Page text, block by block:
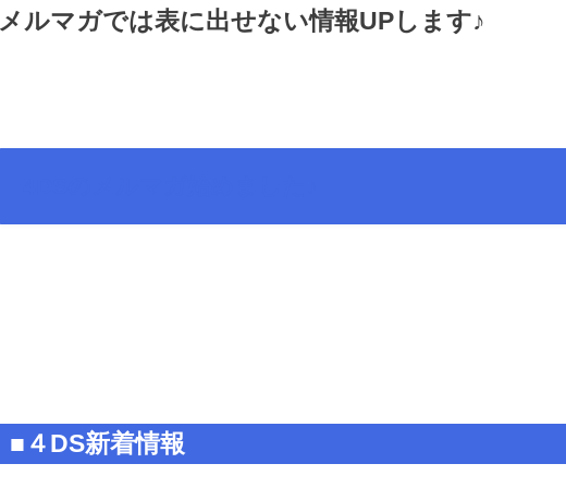
メルマガでは表に出せない情報UPします♪
■４DS新着情報